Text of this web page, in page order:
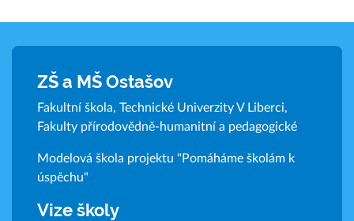
ZŠ a MŠ Ostašov
Fakultní škola, Technické Univerzity V Liberci,
Fakulty přírodovědně-humanitní a pedagogické
Modelová škola projektu "Pomáháme školám k
úspěchu"
Vize školy